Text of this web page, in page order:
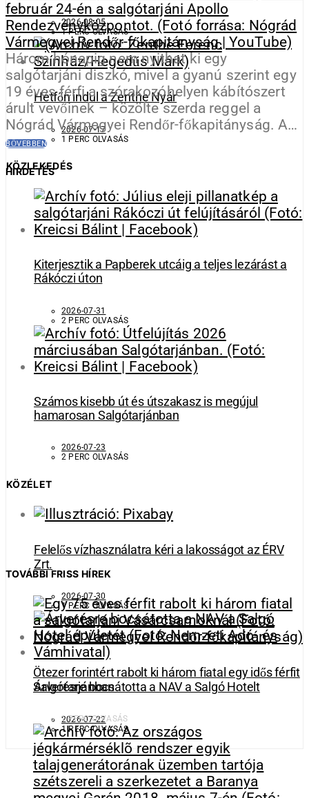
2026-08-05
1 PERC OLVASÁS
Hétfőn indul a Zenthe Nyár
2026-07-17
1 PERC OLVASÁS
KÖZLEKEDÉS
Kiterjesztik a Papberek utcáig a teljes lezárást a
Rákóczi úton
2026-07-31
2 PERC OLVASÁS
Számos kisebb út és útszakasz is megújul
hamarosan Salgótarjánban
2026-07-23
2 PERC OLVASÁS
KÖZÉLET
Felelős vízhasználatra kéri a lakosságot az ÉRV
Zrt.
2026-07-30
1 PERC OLVASÁS
Árverésre bocsátotta a NAV a Salgó Hotelt
2026-07-22
1 PERC OLVASÁS
Három hónapig nem nyithat ki egy
salgótarjáni diszkó, mivel a gyanú szerint egy
19 éves férfi a szórakozóhelyen kábítószert
árult vevőinek – közölte szerda reggel a
Nógrád Vármegyei Rendőr-főkapitányság. A…
BŐVEBBEN
HIRDETÉS
TOVÁBBI FRISS HÍREK
Ötezer forintért rabolt ki három fiatal egy idős férfit
Salgótarjánban
1 PERC OLVASÁS